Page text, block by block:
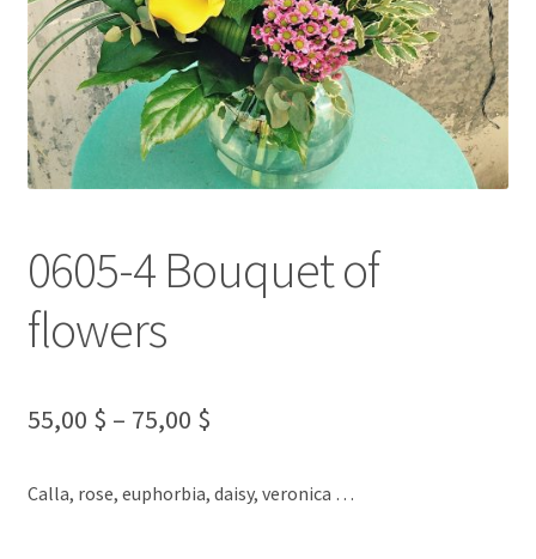
l
d
m
e
n
0605-4 Bouquet of
flowers
55,00 $ – 75,00 $
Calla, rose, euphorbia, daisy, veronica …